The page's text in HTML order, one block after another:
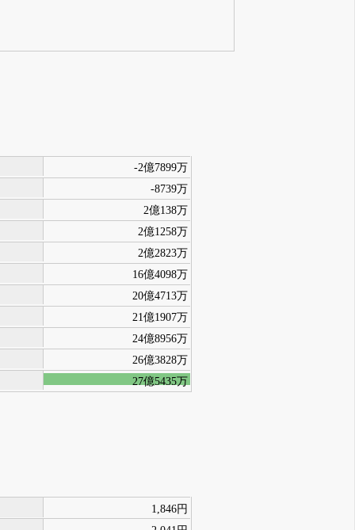
-2億7899万
-8739万
2億138万
2億1258万
2億2823万
16億4098万
20億4713万
21億1907万
24億8956万
26億3828万
27億5435万
1,846円